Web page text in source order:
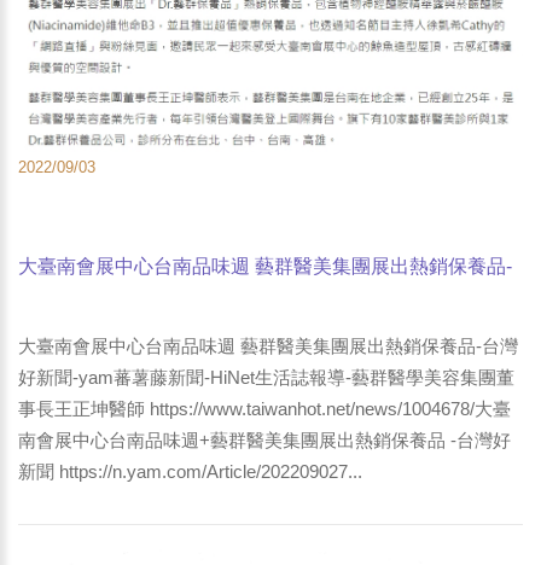
2022/09/03
大臺南會展中心台南品味週 藝群醫美集團展出熱銷保養品-
大臺南會展中心台南品味週 藝群醫美集團展出熱銷保養品-台灣
好新聞-yam蕃薯藤新聞-HiNet生活誌報導-藝群醫學美容集團董
事長王正坤醫師 https://www.taiwanhot.net/news/1004678/大臺
南會展中心台南品味週+藝群醫美集團展出熱銷保養品 -台灣好
新聞 https://n.yam.com/Article/202209027...